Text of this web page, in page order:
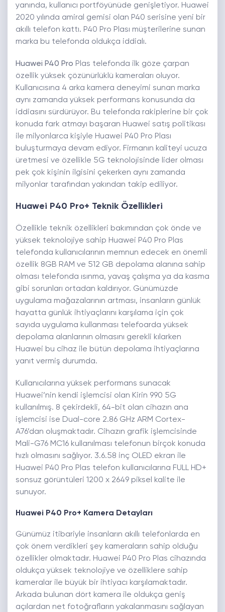
yanında, kullanıcı portföyünüde genişletiyor. Huawei
2020 yılında amiral gemisi olan P40 serisine yeni bir
akıllı telefon kattı. P40 Pro Plası müşterilerine sunan
marka bu telefonda oldukça iddialı.
Huawei P40 Pro Plas telefonda ilk göze çarpan
özellik yüksek çözünürlüklü kameraları oluyor.
Kullanıcısına 4 arka kamera deneyimi sunan marka
aynı zamanda yüksek performans konusunda da
iddiasını sürdürüyor. Bu telefonda rakiplerine bir çok
konuda fark atmayı başaran Huawei satış politikası
ile milyonlarca kişiyle Huawei P40 Pro Plası
buluşturmaya devam ediyor. Firmanın kaliteyi ucuza
üretmesi ve özellikle 5G teknolojisinde lider olması
pek çok kişinin ilgisini çekerken aynı zamanda
milyonlar tarafından yakından takip ediliyor.
Huawei P40 Pro+ Teknik Özellikleri
Özellikle teknik özellikleri bakımından çok önde ve
yüksek teknolojiye sahip Huawei P40 Pro Plas
telefonda kullanıcılarının memnun edecek en önemli
özellik 8GB RAM ve 512 GB depolama alanına sahip
olması telefonda ısınma, yavaş çalışma ya da kasma
gibi sorunları ortadan kaldırıyor. Günümüzde
uygulama mağazalarının artması, insanların günlük
hayatta günlük ihtiyaçlarını karşılama için çok
sayıda uygulama kullanması telefoarda yüksek
depolama alanlarının olmasını gerekli kılarken
Huawei bu cihaz ile bütün depolama ihtiyaçlarına
yanıt vermiş durumda.
Kullanıcılarına yüksek performans sunacak
Huawei’nin kendi işlemcisi olan Kirin 990 5G
kullanılmış. 8 çekirdekli, 64-bit olan cihazın ana
işlemcisi ise Dual-core 2.86 GHz ARM Cortex-
A76’dan oluşmaktadır. Cihazın grafik işlemcisinde
Mali-G76 MC16 kullanılması telefonun birçok konuda
hızlı olmasını sağlıyor. 3.6.58 inç OLED ekran ile
Huawei P40 Pro Plas telefon kullanıcılarına FULL HD+
sonsuz görüntüleri 1200 x 2649 piksel kalite ile
sunuyor.
Huawei P40 Pro+ Kamera Detayları
Günümüz itibariyle insanların akıllı telefonlarda en
çok önem verdikleri şey kameraların sahip olduğu
özellikler olmaktadır. Huawei P40 Pro Plas cihazında
oldukça yüksek teknolojiye ve özelliklere sahip
kameralar ile büyük bir ihtiyacı karşılamaktadır.
Arkada bulunan dört kamera ile oldukça geniş
açılardan net fotoğrafların yakalanmasını sağlayan